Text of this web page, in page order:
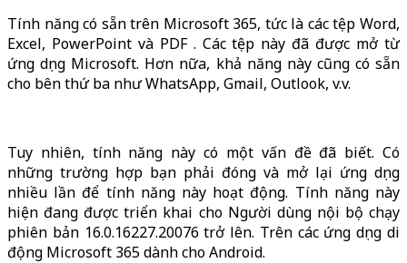
Tính năng có sẵn trên Microsoft 365, tức là các tệp Word,
Excel, PowerPoint và PDF . Các tệp này đã được mở từ
ứng dụng Microsoft. Hơn nữa, khả năng này cũng có sẵn
cho bên thứ ba như WhatsApp, Gmail, Outlook, v.v.
Tuy nhiên, tính năng này có một vấn đề đã biết. Có
những trường hợp bạn phải đóng và mở lại ứng dụng
nhiều lần để tính năng này hoạt động. Tính năng này
hiện đang được triển khai cho Người dùng nội bộ chạy
phiên bản 16.0.16227.20076 trở lên. Trên các ứng dụng di
động Microsoft 365 dành cho Android.